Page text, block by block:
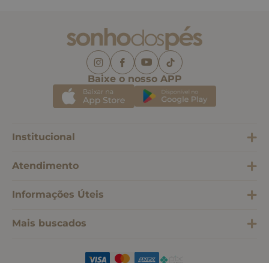
Baixe o nosso APP
Institucional
Atendimento
Informações Úteis
Mais buscados